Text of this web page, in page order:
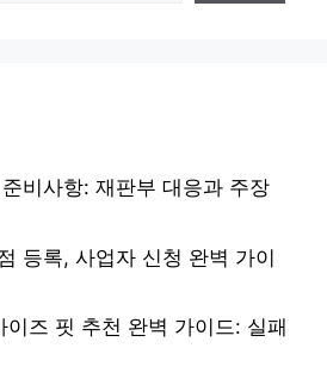
비사항: 재판부 대응과 주장
등록, 사업자 신청 완벽 가이
즈 핏 추천 완벽 가이드: 실패